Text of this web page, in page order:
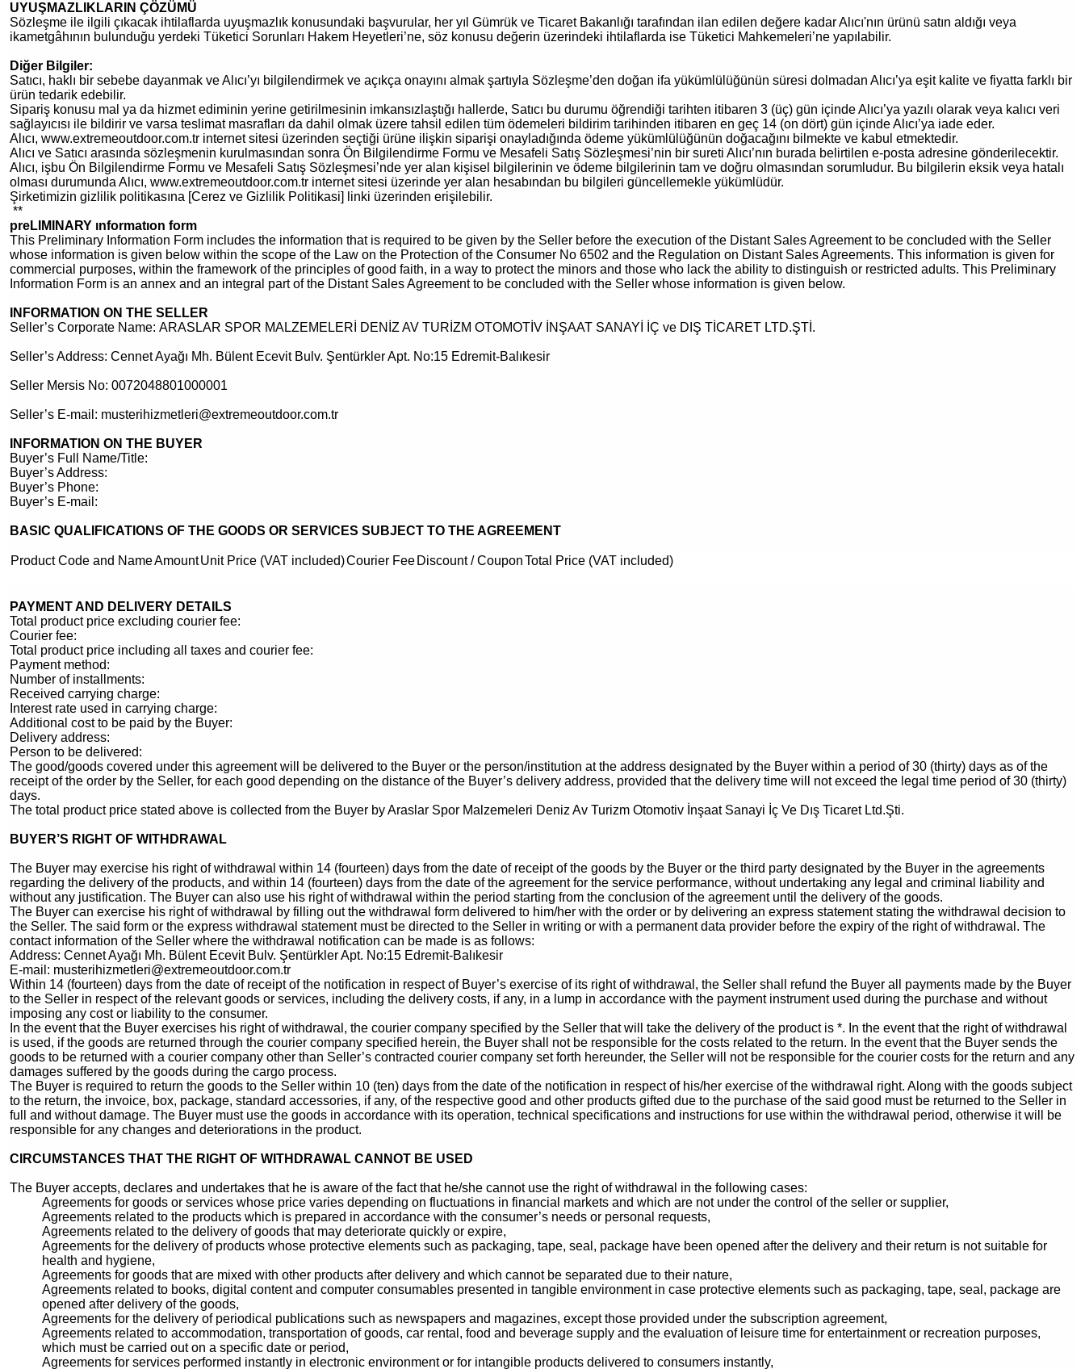
UYUŞMAZLIKLARIN ÇÖZÜMÜ
Sözleşme ile ilgili çıkacak ihtilaflarda uyuşmazlık konusundaki başvurular, her yıl Gümrük ve Ticaret Bakanlığı tarafından ilan edilen değere kadar Alıcı'nın ürünü satın aldığı veya
ikametgâhının bulunduğu yerdeki Tüketici Sorunları Hakem Heyetleri’ne, söz konusu değerin üzerindeki ihtilaflarda ise Tüketici Mahkemeleri’ne yapılabilir.
Diğer Bilgiler:
Satıcı, haklı bir sebebe dayanmak ve Alıcı’yı bilgilendirmek ve açıkça onayını almak şartıyla Sözleşme’den doğan ifa yükümlülüğünün süresi dolmadan Alıcı’ya eşit kalite ve fiyatta farklı bir
ürün tedarik edebilir.
Sipariş konusu mal ya da hizmet ediminin yerine getirilmesinin imkansızlaştığı hallerde, Satıcı bu durumu öğrendiği tarihten itibaren 3 (üç) gün içinde Alıcı’ya yazılı olarak veya kalıcı veri
sağlayıcısı ile bildirir ve varsa teslimat masrafları da dahil olmak üzere tahsil edilen tüm ödemeleri bildirim tarihinden itibaren en geç 14 (on dört) gün içinde Alıcı’ya iade eder.
Alıcı, www.extremeoutdoor.com.tr internet sitesi üzerinden seçtiği ürüne ilişkin siparişi onayladığında ödeme yükümlülüğünün doğacağını bilmekte ve kabul etmektedir.
Alıcı ve Satıcı arasında sözleşmenin kurulmasından sonra Ön Bilgilendirme Formu ve Mesafeli Satış Sözleşmesi’nin bir sureti Alıcı’nın burada belirtilen e-posta adresine gönderilecektir.
Alıcı, işbu Ön Bilgilendirme Formu ve Mesafeli Satış Sözleşmesi’nde yer alan kişisel bilgilerinin ve ödeme bilgilerinin tam ve doğru olmasından sorumludur. Bu bilgilerin eksik veya hatalı
olması durumunda Alıcı, www.extremeoutdoor.com.tr internet sitesi üzerinde yer alan hesabından bu bilgileri güncellemekle yükümlüdür.
Şirketimizin gizlilik politikasına [Cerez ve Gizlilik Politikasi] linki üzerinden erişilebilir.
**
preLIMINARY ınformatıon form
This Preliminary Information Form includes the information that is required to be given by the Seller before the execution of the Distant Sales Agreement to be concluded with the Seller
whose information is given below within the scope of the Law on the Protection of the Consumer No 6502 and the Regulation on Distant Sales Agreements. This information is given for
commercial purposes, within the framework of the principles of good faith, in a way to protect the minors and those who lack the ability to distinguish or restricted adults. This Preliminary
Information Form is an annex and an integral part of the Distant Sales Agreement to be concluded with the Seller whose information is given below.
INFORMATION ON THE SELLER
Seller’s Corporate Name: ARASLAR SPOR MALZEMELERİ DENİZ AV TURİZM OTOMOTİV İNŞAAT SANAYİ İÇ ve DIŞ TİCARET LTD.ŞTİ.
Seller’s Address: Cennet Ayağı Mh. Bülent Ecevit Bulv. Şentürkler Apt. No:15 Edremit-Balıkesir
Seller Mersis No: 0072048801000001
Seller’s E-mail: musterihizmetleri@extremeoutdoor.com.tr
INFORMATION ON THE BUYER
Buyer’s Full Name/Title:
Buyer’s Address:
Buyer’s Phone:
Buyer’s E-mail:
BASIC QUALIFICATIONS OF THE GOODS OR SERVICES SUBJECT TO THE AGREEMENT
Product Code and NameAmountUnit Price (VAT included)Courier Fee Discount / CouponTotal Price (VAT included)
PAYMENT AND DELIVERY DETAILS
Total product price excluding courier fee:
Courier fee:
Total product price including all taxes and courier fee:
Payment method:
Number of installments:
Received carrying charge:
Interest rate used in carrying charge:
Additional cost to be paid by the Buyer:
Delivery address:
Person to be delivered:
The good/goods covered under this agreement will be delivered to the Buyer or the person/institution at the address designated by the Buyer within a period of 30 (thirty) days as of the
receipt of the order by the Seller, for each good depending on the distance of the Buyer’s delivery address, provided that the delivery time will not exceed the legal time period of 30 (thirty)
days.
The total product price stated above is collected from the Buyer by Araslar Spor Malzemeleri Deniz Av Turizm Otomotiv İnşaat Sanayi İç Ve Dış Ticaret Ltd.Şti.
BUYER’S RIGHT OF WITHDRAWAL
The Buyer may exercise his right of withdrawal within 14 (fourteen) days from the date of receipt of the goods by the Buyer or the third party designated by the Buyer in the agreements
regarding the delivery of the products, and within 14 (fourteen) days from the date of the agreement for the service performance, without undertaking any legal and criminal liability and
without any justification. The Buyer can also use his right of withdrawal within the period starting from the conclusion of the agreement until the delivery of the goods.
The Buyer can exercise his right of withdrawal by filling out the withdrawal form delivered to him/her with the order or by delivering an express statement stating the withdrawal decision to
the Seller. The said form or the express withdrawal statement must be directed to the Seller in writing or with a permanent data provider before the expiry of the right of withdrawal. The
contact information of the Seller where the withdrawal notification can be made is as follows:
Address: Cennet Ayağı Mh. Bülent Ecevit Bulv. Şentürkler Apt. No:15 Edremit-Balıkesir
E-mail: musterihizmetleri@extremeoutdoor.com.tr
Within 14 (fourteen) days from the date of receipt of the notification in respect of Buyer’s exercise of its right of withdrawal, the Seller shall refund the Buyer all payments made by the Buyer
to the Seller in respect of the relevant goods or services, including the delivery costs, if any, in a lump in accordance with the payment instrument used during the purchase and without
imposing any cost or liability to the consumer.
In the event that the Buyer exercises his right of withdrawal, the courier company specified by the Seller that will take the delivery of the product is *. In the event that the right of withdrawal
is used, if the goods are returned through the courier company specified herein, the Buyer shall not be responsible for the costs related to the return. In the event that the Buyer sends the
goods to be returned with a courier company other than Seller’s contracted courier company set forth hereunder, the Seller will not be responsible for the courier costs for the return and any
damages suffered by the goods during the cargo process.
The Buyer is required to return the goods to the Seller within 10 (ten) days from the date of the notification in respect of his/her exercise of the withdrawal right. Along with the goods subject
to the return, the invoice, box, package, standard accessories, if any, of the respective good and other products gifted due to the purchase of the said good must be returned to the Seller in
full and without damage. The Buyer must use the goods in accordance with its operation, technical specifications and instructions for use within the withdrawal period, otherwise it will be
responsible for any changes and deteriorations in the product.
CIRCUMSTANCES THAT THE RIGHT OF WITHDRAWAL CANNOT BE USED
The Buyer accepts, declares and undertakes that he is aware of the fact that he/she cannot use the right of withdrawal in the following cases:
Agreements for goods or services whose price varies depending on fluctuations in financial markets and which are not under the control of the seller or supplier,
Agreements related to the products which is prepared in accordance with the consumer’s needs or personal requests,
Agreements related to the delivery of goods that may deteriorate quickly or expire,
Agreements for the delivery of products whose protective elements such as packaging, tape, seal, package have been opened after the delivery and their return is not suitable for
health and hygiene,
Agreements for goods that are mixed with other products after delivery and which cannot be separated due to their nature,
Agreements related to books, digital content and computer consumables presented in tangible environment in case protective elements such as packaging, tape, seal, package are
opened after delivery of the goods,
Agreements for the delivery of periodical publications such as newspapers and magazines, except those provided under the subscription agreement,
Agreements related to accommodation, transportation of goods, car rental, food and beverage supply and the evaluation of leisure time for entertainment or recreation purposes,
which must be carried out on a specific date or period,
Agreements for services performed instantly in electronic environment or for intangible products delivered to consumers instantly,